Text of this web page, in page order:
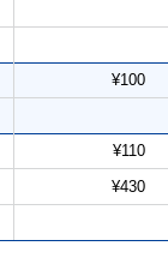
¥100
¥110
¥430